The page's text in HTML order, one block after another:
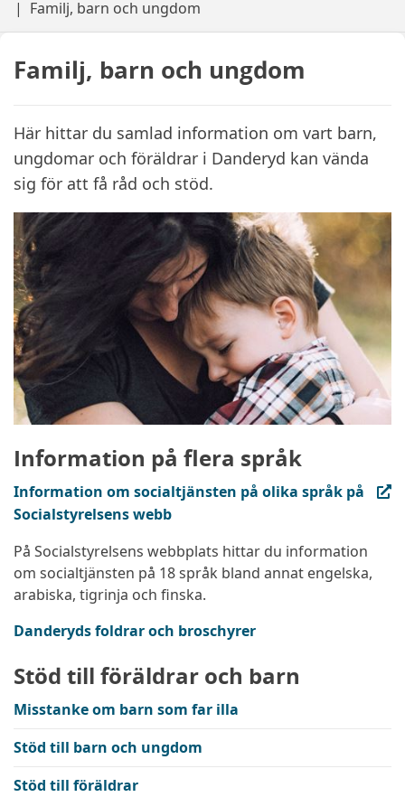
Familj, barn och ungdom
Familj, barn och ungdom
Här hittar du samlad information om vart barn,
ungdomar och föräldrar i Danderyd kan vända
sig för att få råd och stöd.
Information på flera språk
Information om socialtjänsten på olika språk på
Socialstyrelsens webb
(extern länk, öppnas i ny flik)
På Socialstyrelsens webbplats hittar du information
om socialtjänsten på 18 språk bland annat engelska,
arabiska, tigrinja och finska.
Danderyds foldrar och broschyrer
Stöd till föräldrar och barn
Misstanke om barn som far illa
Stöd till barn och ungdom
Stöd till föräldrar